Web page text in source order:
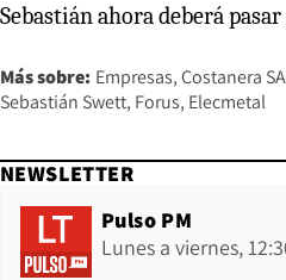
Sebastián ahora deberá
Más sobre: Empresas Costanera
Sebastián Swett Forus Elecmetal
NEWSLETTER
Pulso PM
Lunes a viernes,